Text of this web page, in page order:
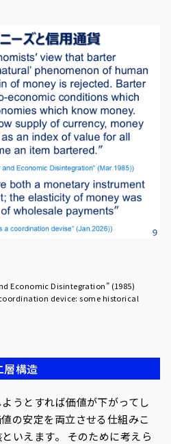
Economic Disintegration” (1985)
device: some historical
層構造
うとすれば価値が下がってし
の安定を両立させる仕組みこ
いえます。 そのために考えら